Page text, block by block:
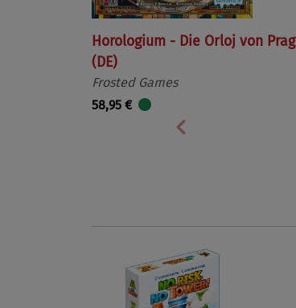
Horologium - Die Orloj von Prag
(DE)
Frosted Games
58,95 €
Vorherige